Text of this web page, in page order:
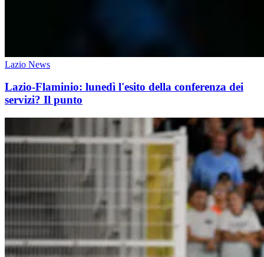
Lazio News
Lazio-Flaminio: lunedì l'esito della conferenza dei
servizi? Il punto